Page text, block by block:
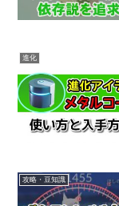
進化
攻略・豆知識